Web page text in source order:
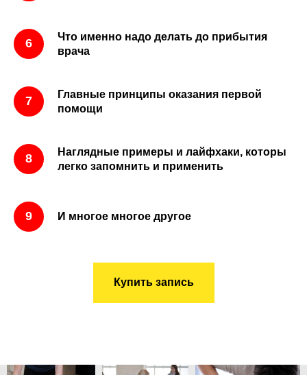
Что именно надо делать до прибытия
врача
Главные принципы оказания первой
помощи
Наглядные примеры и лайфхаки, которы
легко запомнить и применить
И многое многое другое
Купить запись